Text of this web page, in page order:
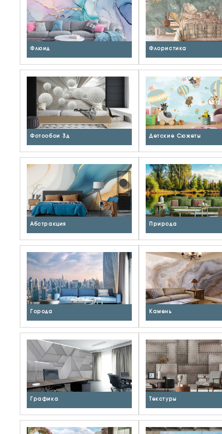
Флюид Флористика
Фотообои 3д Детские Сюжеты
Абстракция Природа
Города Камень
Графика Текстуры